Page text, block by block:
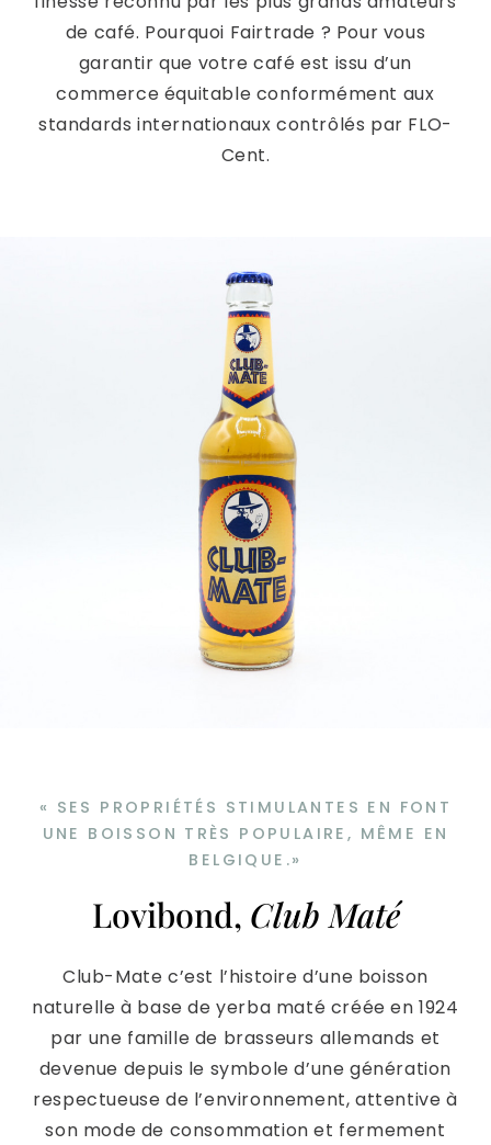
de café. Pourquoi Fairtrade ? Pour vous
garantir que votre café est issu d’un
commerce équitable conformément aux
standards internationaux contrôlés par FLO-
Cent.
« SES PROPRIÉTÉS STIMULANTES EN FONT
UNE BOISSON TRÈS POPULAIRE, MÊME EN
BELGIQUE.»
Lovibond, Club Maté
Club-Mate c’est l’histoire d’une boisson
naturelle à base de yerba maté créée en 1924
par une famille de brasseurs allemands et
devenue depuis le symbole d’une génération
respectueuse de l’environnement, attentive à
son mode de consommation et fermement